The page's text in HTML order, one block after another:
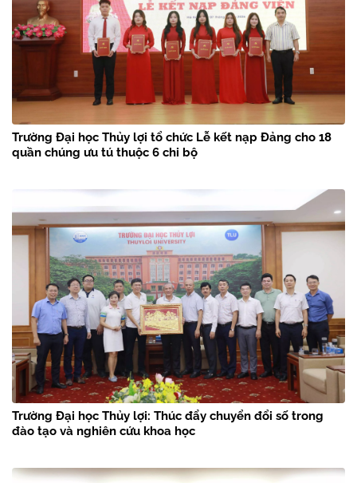
Trường Đại học Thủy lợi tổ chức Lễ kết nạp Đảng cho 18
quần chúng ưu tú thuộc 6 chi bộ
Trường Đại học Thủy lợi: Thúc đẩy chuyển đổi số trong
đào tạo và nghiên cứu khoa học